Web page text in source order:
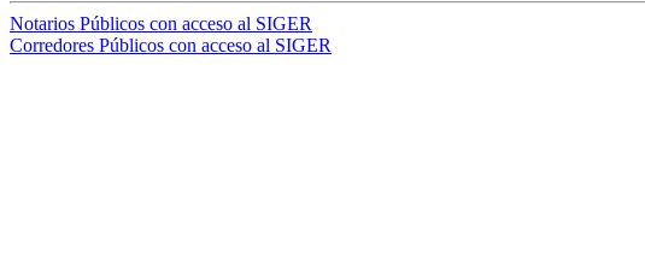
Notarios Públicos con acceso al SIGER
Corredores Públicos con acceso al SIGER